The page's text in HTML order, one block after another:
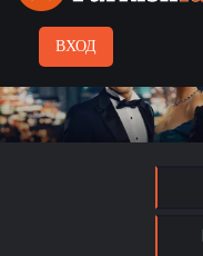
ВХОД